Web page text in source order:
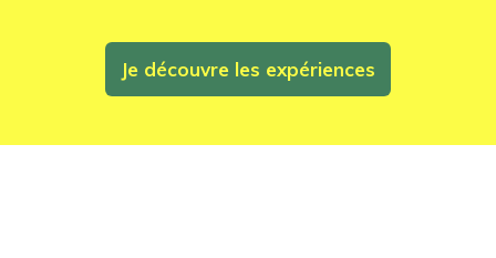
Je découvre les expériences